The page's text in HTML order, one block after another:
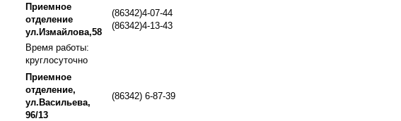
Приемное
отделение
ул.Измайлова,58
(86342)4-07-44
(86342)4-13-43
Время работы:
круглосуточно
Приемное
отделение,
ул.Васильева,
96/13
(86342) 6-87-39